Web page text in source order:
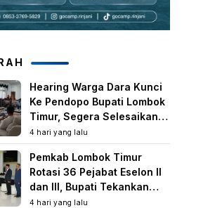
Hearing Warga Dara Kunci
Ke Pendopo Bupati Lombok
Timur, Segera Selesaikan
Konflik Agraria Eks HGU
Tanjung Kenanga
4 hari yang lalu
Pemkab Lombok Timur
Rotasi 36 Pejabat Eselon II
dan III, Bupati Tekankan
Peningkatan Kinerja dan
4 hari yang lalu